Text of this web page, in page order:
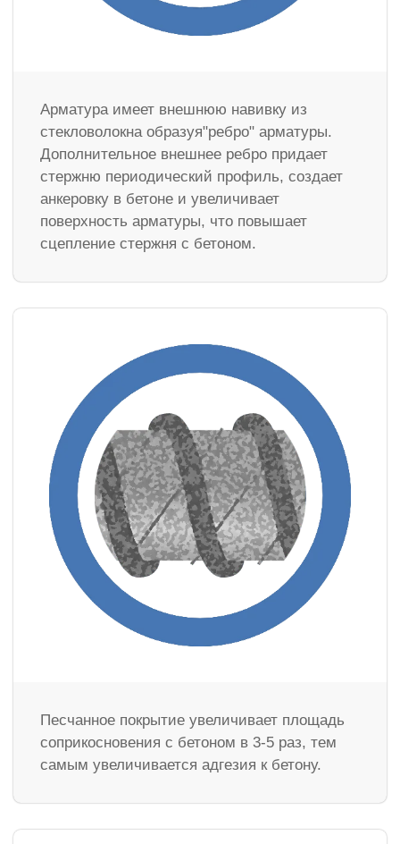
Арматура имеет внешнюю навивку из
стекловолокна образуя"ребро" арматуры.
Дополнительное внешнее ребро придает
стержню периодический профиль, создает
анкеровку в бетоне и увеличивает
поверхность арматуры, что повышает
сцепление стержня с бетоном.
Песчанное покрытие увеличивает площадь
соприкосновения с бетоном в 3-5 раз, тем
самым увеличивается адгезия к бетону.